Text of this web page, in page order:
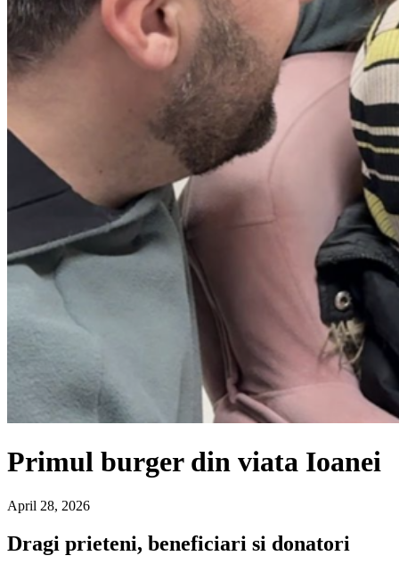
Primul burger din viata Ioanei
April 28, 2026
Dragi prieteni, beneficiari si donatori